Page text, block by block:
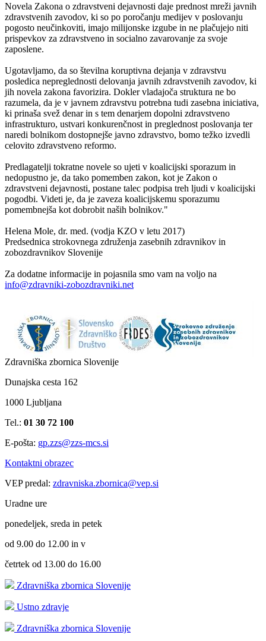
Novela Zakona o zdravstveni dejavnosti daje prednost mreži javnih
zdravstvenih zavodov, ki so po poročanju medijev v poslovanju
pogosto neučinkoviti, imajo milijonske izgube in ne plačujejo niti
prispevkov za zdravstveno in socialno zavarovanje za svoje
zaposlene.
Ugotavljamo, da so številna koruptivna dejanja v zdravstvu
posledica nepreglednosti delovanja javnih zdravstvenih zavodov, ki
jih novela zakona favorizira. Dokler vladajoča struktura ne bo
razumela, da je v javnem zdravstvu potrebna tudi zasebna iniciativa,
ki prinaša svež denar in s tem denarjem dopolni zdravstveno
infrastrukturo, ustvari konkurenčnost in preglednost poslovanja ter
naredi bolnikom dostopnejše javno zdravstvo, bomo težko izvedli
celovito zdravstveno reformo.
Predlagatelji tokratne novele so ujeti v koalicijski sporazum in
nedopustno je, da tako pomemben zakon, kot je Zakon o
zdravstveni dejavnosti, postane talec podpisa treh ljudi v koalicijski
pogodbi. Videti je, da je zaveza koalicijskemu sporazumu
pomembnejša kot dobrobit naših bolnikov."
Helena Mole, dr. med. (vodja KZO v letu 2017)
Predsednica strokovnega združenja zasebnih zdravnikov in
zobozdravnikov Slovenije
Za dodatne informacije in pojasnila smo vam na voljo na
info@zdravniki-zobozdravniki.net
Zdravniška zbornica Slovenije
Dunajska cesta 162
1000 Ljubljana
Tel.: 01 30 72 100
E-pošta: gp.zzs@zzs-mcs.si
Kontaktni obrazec
VEP predal: zdravniska.zbornica@vep.si
Uradne ure
ponedeljek, sreda in petek
od 9.00 do 12.00 in v
četrtek od 13.00 do 16.00
Zdravniška zbornica Slovenije
Ustno zdravje
Zdravniška zbornica Slovenije